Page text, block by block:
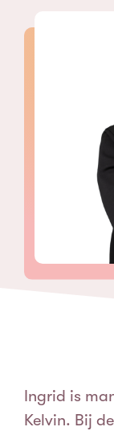
Ingrid is
Kelvin. Bij